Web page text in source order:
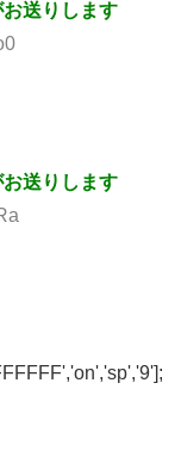
送りします
送りします